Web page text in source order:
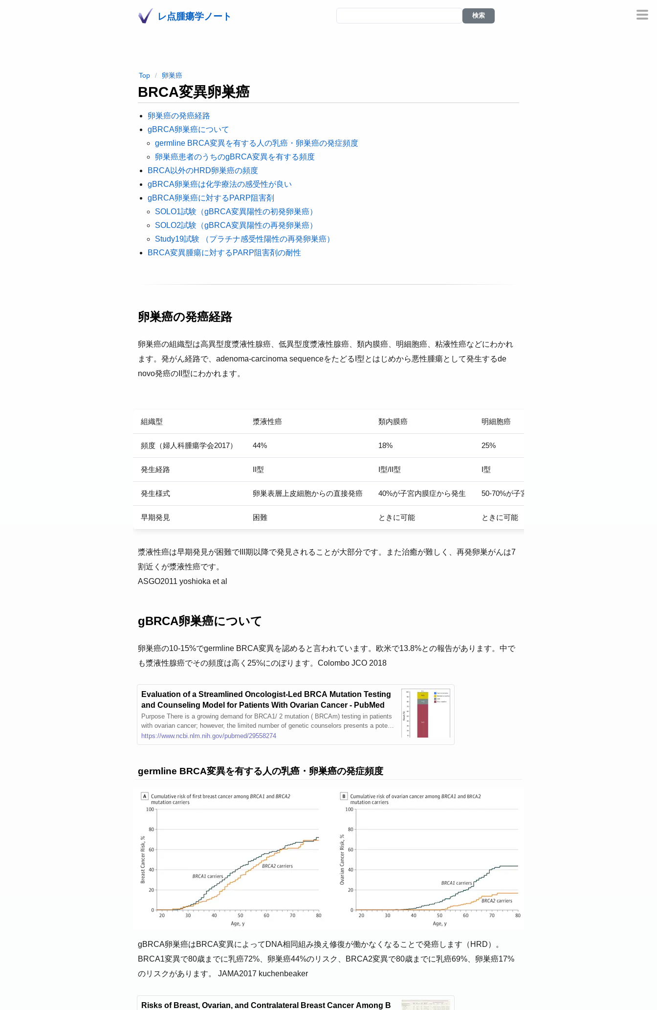
レ点腫瘍学ノート
Top 卵巣癌
BRCA変異卵巣癌
卵巣癌の発癌経路
gBRCA卵巣癌について
germline BRCA変異を有する人の乳癌・卵巣癌の発症頻度
卵巣癌患者のうちのgBRCA変異を有する頻度
BRCA以外のHRD卵巣癌の頻度
gBRCA卵巣癌は化学療法の感受性が良い
gBRCA卵巣癌に対するPARP阻害剤
SOLO1試験（gBRCA変異陽性の初発卵巣癌）
SOLO2試験（gBRCA変異陽性の再発卵巣癌）
Study19試験 （プラチナ感受性陽性の再発卵巣癌）
BRCA変異腫瘍に対するPARP阻害剤の耐性
卵巣癌の発癌経路
卵巣癌の組織型は高異型度漿液性腺癌、低異型度漿液性腺癌、類内膜癌、明細胞癌、粘液性癌などにわかれ
ます。発がん経路で、adenoma-carcinoma sequenceをたどるI型とはじめから悪性腫瘍として発生するde
novo発癌のII型にわかれます。
組織型 漿液性癌 類内膜癌 明細胞癌
頻度（婦人科腫瘍学会2017） 44% 18% 25%
発生経路 II型 I型/II型 I型
発生様式 卵巣表層上皮細胞からの直接発癌 40%が子宮内膜症から発生 50-70%が子宮内膜症から発生
早期発見 困難 ときに可能 ときに可能
漿液性癌は早期発見が困難でIII期以降で発見されることが大部分です。また治癒が難しく、再発卵巣がんは7
割近くが漿液性癌です。
ASGO2011 yoshioka et al
gBRCA卵巣癌について
卵巣癌の10-15%でgermline BRCA変異を認めると言われています。欧米で13.8%との報告があります。中で
も漿液性腺癌でその頻度は高く25%にのぼります。Colombo JCO 2018
Evaluation of a Streamlined Oncologist-Led BRCA Mutation Testing
and Counseling Model for Patients With Ovarian Cancer - PubMed
Purpose There is a growing demand for BRCA1/ 2 mutation ( BRCAm) testing in patients
with ovarian cancer; however, the limited number of genetic counselors presents a potenti
al barrier. To facilitate more widespread BRCAm testing in ovarian cancer, pretest counseli
ng by the oncology team could short …
https://www.ncbi.nlm.nih.gov/pubmed/29558274
germline BRCA変異を有する人の乳癌・卵巣癌の発症頻度
gBRCA卵巣癌はBRCA変異によってDNA相同組み換え修復が働かなくなることで発癌します（HRD）。
BRCA1変異で80歳までに乳癌72%、卵巣癌44%のリスク、BRCA2変異で80歳までに乳癌69%、卵巣癌17%
のリスクがあります。 JAMA2017 kuchenbeaker
Risks of Breast, Ovarian, and Contralateral Breast Cancer Among B